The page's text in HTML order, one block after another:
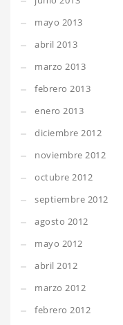
mayo 2013
abril 2013
marzo 2013
febrero 2013
enero 2013
diciembre 2012
noviembre 2012
octubre 2012
septiembre 2012
agosto 2012
mayo 2012
abril 2012
marzo 2012
febrero 2012